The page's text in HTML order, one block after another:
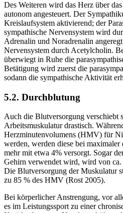
Des Weiteren wird das Herz über
autonom angesteuert. Der
Kreislaufsystem aktivierend; der
sympathische Nervensystem wird
Adrenalin und Noradrenalin
Nervensystem durch Acetylcholin.
überwiegt in Ruhe die
Betätigung wird zuerst die
sodann die sympathische Aktivität
5.2. Durchblutung
Auch die Blutversorgung verschiebt
Arbeitsmuskulatur drastisch.
Herzminutenvolumens (HMV) für
werden, werden diese bei
mehr mit etwa 4% versorgt. Sogar
Gehirn verwendet wird, wird von ca.
Die Blutversorgung der Muskulatur
zu 85 % des HMV (Rost 2005).
Bei körperlicher Anstrengung, vor
es im Leistungssport zu einer